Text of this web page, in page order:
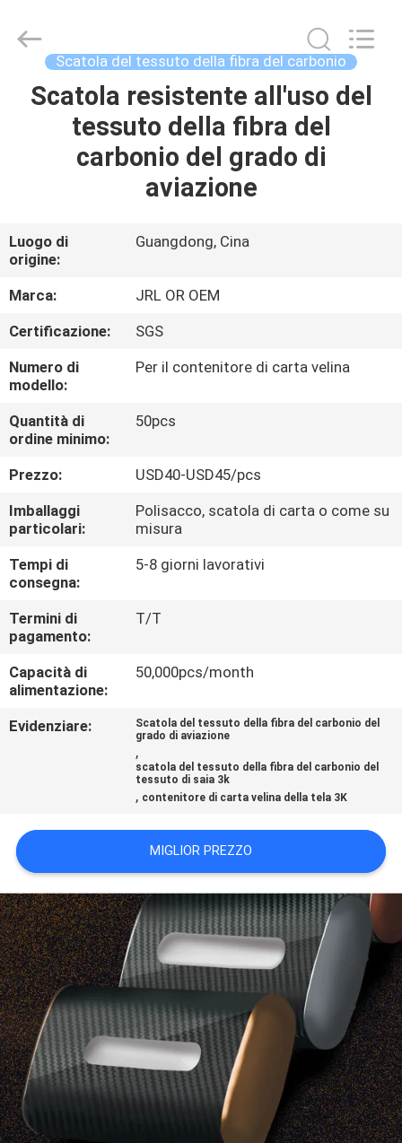
CASA
PRODOTTI
SPETTACOLO
VR
CHI
SIAMO
CONTROLLO
DI
QUALITÀ
CONTATTACI
NOTIZIA
CASI
NEWS
SITO
PRIVACY
POLICY
Shenzhen
Technology
Scatola del tessuto della fibra del carbonio
Scatola resistente all'uso del
tessuto della fibra del
carbonio del grado di
aviazione
Luogo di
origine:
Guangdong, Cina
Marca:
JRL OR OEM
Certificazione:
SGS
Numero di
modello:
Per il contenitore di carta velina
Quantità di
ordine minimo:
50pcs
Prezzo:
USD40-USD45/pcs
Imballaggi
particolari:
Polisacco, scatola di carta o come su
misura
Tempi di
consegna:
5-8 giorni lavorativi
Termini di
pagamento:
T/T
Capacità di
alimentazione:
50,000pcs/month
Evidenziare:
Scatola del tessuto della fibra del carbonio del
grado di aviazione
,
scatola del tessuto della fibra del carbonio del
tessuto di saia 3k
, contenitore di carta velina della tela 3K
MIGLIOR PREZZO